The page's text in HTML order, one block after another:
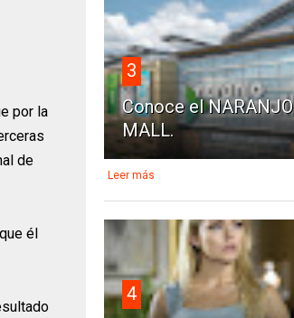
por la
de
él
3
Conoce el NARANJO
MALL.
Leer más
4